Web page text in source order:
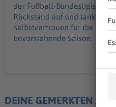
der Fußball-Bundesligist
Rückstand auf und tankt
Selbstvertrauen für die
bevorstehende Saison.
DEINE GEMERKTEN